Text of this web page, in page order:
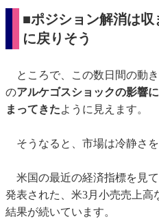
■ポジション解消は
に戻りそう
ところで、この数日間の動
のアルケゴスショックの影響
まってきたように見えます。
そうなると、市場は冷静さを
米国の最近の経済指標を見て
発表された、米3月小売売上高
結果が続いています。